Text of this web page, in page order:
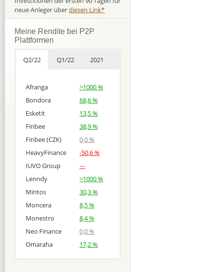
neue Anleger überdiesen Link*
Meine Rendite bei P2P
Plattformen
Q2/22 Q1/22 2021
Afranga
>1000 %
Bondora
68,6 %
Esketit
13,5 %
Finbee
38,9 %
Finbee (CZK)
0,0 %
HeavyFinance
-50,6 %
IUVO Group
---
Lenndy
>1000 %
Mintos
30,3 %
Moncera
8,5 %
Monestro
8,4 %
Neo Finance
0,0 %
Omaraha
17,2 %